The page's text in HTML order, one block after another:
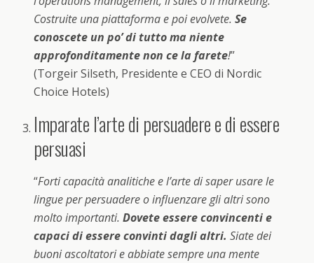
Costruite una piattaforma e poi evolvete.Se
conoscete un po’ di tutto ma niente
approfonditamente non ce la farete!”
(Torgeir Silseth, Presidente e CEO di Nordic
Choice Hotels)
Imparate l’arte di persuadere e di essere
persuasi
“Forti capacità analitiche e l’arte di saper usare le
lingue per persuadere o influenzare gli altri sono
molto importanti.Dovete essere convincenti e
capaci di essere convinti dagli altri. Siate dei
buoni ascoltatori e abbiate sempre una mente